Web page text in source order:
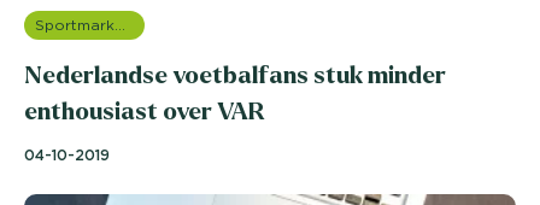
Nederlandse voetbalfans stuk minder
enthousiast over VAR
04-10-2019